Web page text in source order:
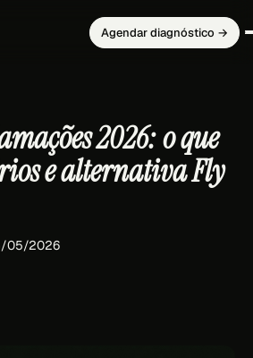
Agendar diagnóstico →
2026: o que
e alternativa Fly
05/2026